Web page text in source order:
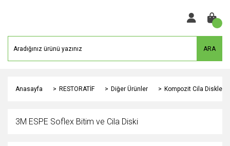
ARA
Anasayfa RESTORATİF Diğer Ürünler Kompozit Cila Diskleri
3M ESPE Soflex Bitim ve Cila Diski